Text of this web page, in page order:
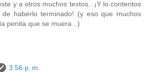
y a otros muchos textos...¡Y lo contentos
haberlo terminado! (y eso que muchos
penita que se muera...)
3:56 p. m.